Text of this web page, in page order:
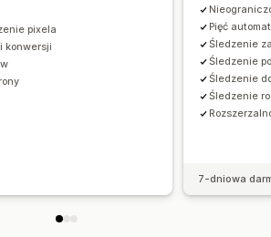
pixela
konwersji
Pięć
Śledzenie
Śledzenie
Śledzenie
Śledzenie
7-dniowa